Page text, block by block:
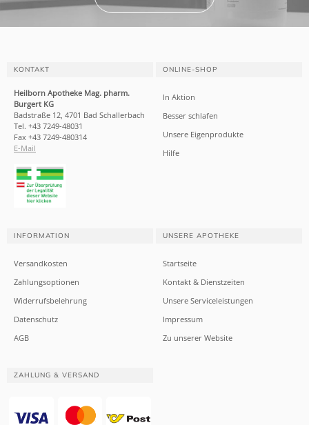
KONTAKT
Heilborn Apotheke Mag. pharm.
Burgert KG
Badstraße 12, 4701 Bad Schallerbach
Tel. +43 7249-48031
Fax +43 7249-480314
E-Mail
ONLINE-SHOP
In Aktion
Besser schlafen
Unsere Eigenprodukte
Hilfe
INFORMATION
Versandkosten
Zahlungsoptionen
Widerrufsbelehrung
Datenschutz
AGB
UNSERE APOTHEKE
Startseite
Kontakt & Dienstzeiten
Unsere Serviceleistungen
Impressum
Zu unserer Website
ZAHLUNG & VERSAND